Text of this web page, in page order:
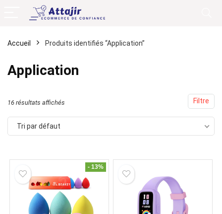
Accueil Produits identifiés “Application”
Application
Filtre
16 résultats affichés
Tri par défaut
- 13%